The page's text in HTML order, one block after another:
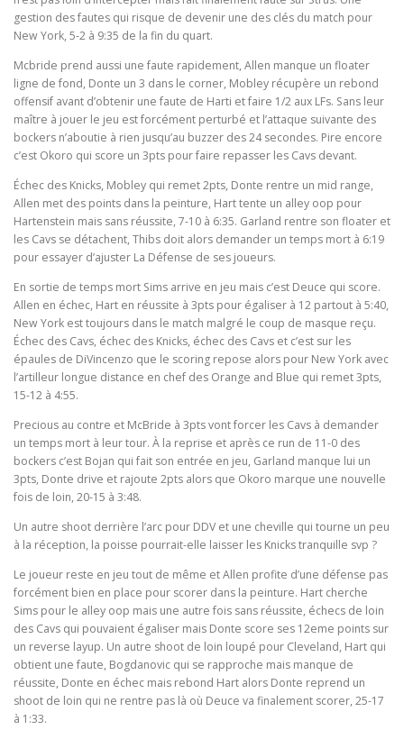
gestion des fautes qui risque de devenir une des clés du match pour
New York, 5-2 à 9:35 de la fin du quart.
Mcbride prend aussi une faute rapidement, Allen manque un floater
ligne de fond, Donte un 3 dans le corner, Mobley récupère un rebond
offensif avant d’obtenir une faute de Harti et faire 1/2 aux LFs. Sans leur
maître à jouer le jeu est forcément perturbé et l’attaque suivante des
bockers n’aboutie à rien jusqu’au buzzer des 24 secondes. Pire encore
c’est Okoro qui score un 3pts pour faire repasser les Cavs devant.
Échec des Knicks, Mobley qui remet 2pts, Donte rentre un mid range,
Allen met des points dans la peinture, Hart tente un alley oop pour
Hartenstein mais sans réussite, 7-10 à 6:35. Garland rentre son floater et
les Cavs se détachent, Thibs doit alors demander un temps mort à 6:19
pour essayer d’ajuster La Défense de ses joueurs.
En sortie de temps mort Sims arrive en jeu mais c’est Deuce qui score.
Allen en échec, Hart en réussite à 3pts pour égaliser à 12 partout à 5:40,
New York est toujours dans le match malgré le coup de masque reçu.
Échec des Cavs, échec des Knicks, échec des Cavs et c’est sur les
épaules de DiVincenzo que le scoring repose alors pour New York avec
l’artilleur longue distance en chef des Orange and Blue qui remet 3pts,
15-12 à 4:55.
Precious au contre et McBride à 3pts vont forcer les Cavs à demander
un temps mort à leur tour. À la reprise et après ce run de 11-0 des
bockers c’est Bojan qui fait son entrée en jeu, Garland manque lui un
3pts, Donte drive et rajoute 2pts alors que Okoro marque une nouvelle
fois de loin, 20-15 à 3:48.
Un autre shoot derrière l’arc pour DDV et une cheville qui tourne un peu
à la réception, la poisse pourrait-elle laisser les Knicks tranquille svp ?
Le joueur reste en jeu tout de même et Allen profite d’une défense pas
forcément bien en place pour scorer dans la peinture. Hart cherche
Sims pour le alley oop mais une autre fois sans réussite, échecs de loin
des Cavs qui pouvaient égaliser mais Donte score ses 12eme points sur
un reverse layup. Un autre shoot de loin loupé pour Cleveland, Hart qui
obtient une faute, Bogdanovic qui se rapproche mais manque de
réussite, Donte en échec mais rebond Hart alors Donte reprend un
shoot de loin qui ne rentre pas là où Deuce va finalement scorer, 25-17
à 1:33.